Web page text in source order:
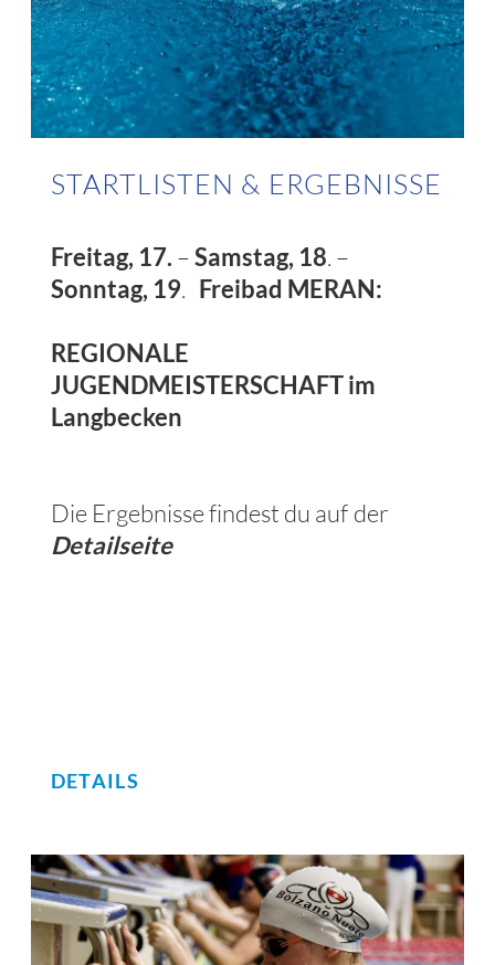
STARTLISTEN & ERGEBNISSE
Freitag, 17. –Samstag, 18. –
Sonntag, 19. Freibad MERAN:
REGIONALE
JUGENDMEISTERSCHAFT im
Langbecken
Die Ergebnisse findest du auf der
Detailseite
DETAILS